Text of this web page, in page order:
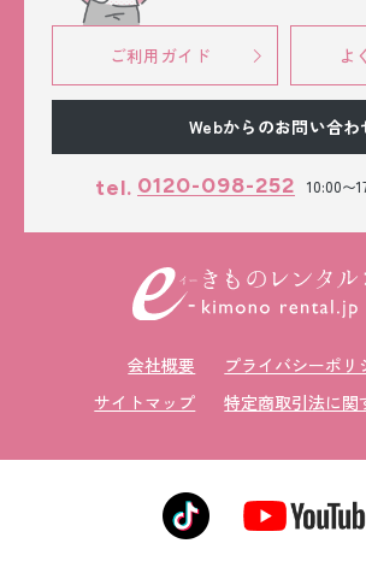
ご利用ガイド よ
Webからのお問い合わ
tel. 0120-098-252 10:00〜
会社概要
プライバシーポリ
サイトマップ
特定商取引法に関